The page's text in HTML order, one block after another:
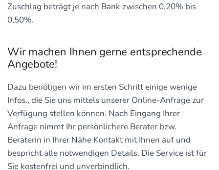
Zuschlag beträgt je nach Bank zwischen 0,20% bis
0,50%.
Wir machen Ihnen gerne entsprechende
Angebote!
Dazu benötigen wir im ersten Schritt einige wenige
Infos., die Sie uns mittels unserer Online-Anfrage zur
Verfügung stellen können. Nach Eingang Ihrer
Anfrage nimmt Ihr persönlichere Berater bzw.
Beraterin in Ihrer Nähe Kontakt mit Ihnen auf und
bespricht alle notwendigen Details. Die Service ist für
Sie kostenfrei und unverbindlich.